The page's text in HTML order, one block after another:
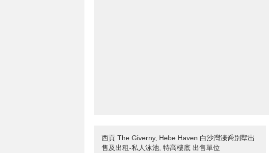
西貢 The Giverny, Hebe Haven 白沙灣溱喬別墅出
售及出租-私人泳池, 特高樓底 出售單位